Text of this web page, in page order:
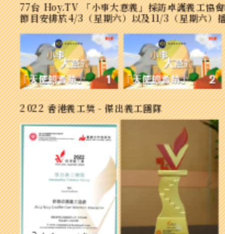
77台 Hoy.TV 「小事大意義」採訪卓護義工協
節目安排於4/3（星期六）以及11/3（星期六）
2022 香港義工獎 - 傑出義工團隊